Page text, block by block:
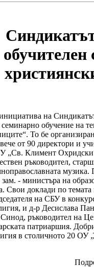
на
обучение на
То бе
от 90 директори и
„Св. Климент
ръководител,
зам. - министъра на
Свои доклади по
на СБУ в
и д-р Десислава
ръководител на
патриаршия.
в столичното 20